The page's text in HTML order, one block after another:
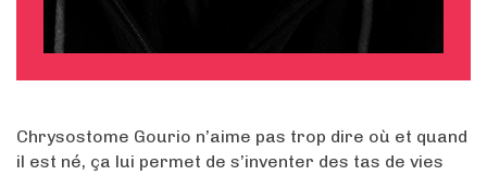
Chrysostome Gourio n’aime pas trop dire où et quand
il est né, ça lui permet de s’inventer des tas de vies